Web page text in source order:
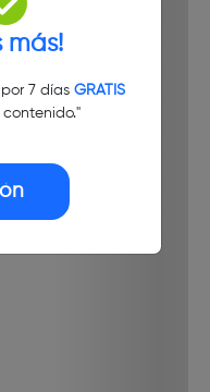
más!
7 días GRATIS